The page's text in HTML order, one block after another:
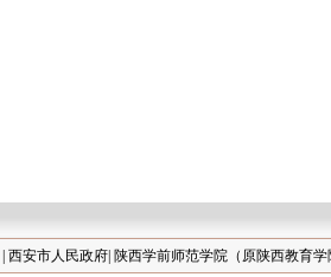
西安市人民政府 陕西学前师范学院（原陕西教育学